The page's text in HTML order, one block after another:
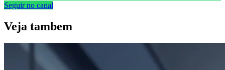
Seguir no canal
Veja tambem